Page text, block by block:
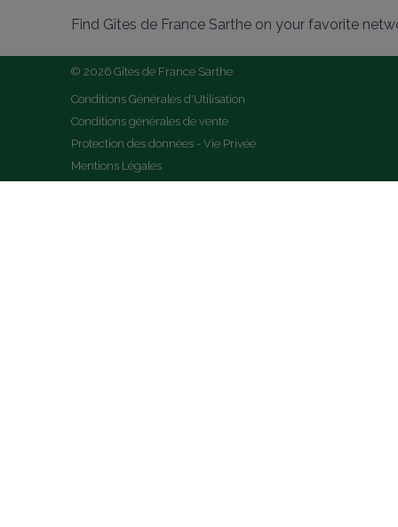
Find Gîtes de France Sarthe on your favorite
© 2026 Gîtes de France Sarthe
Conditions Générales d'Utilisation
Conditions générales de vente
Protection des données - Vie Privée
Mentions Légales